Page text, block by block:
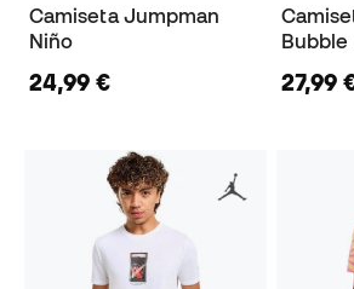
Camiseta Jumpman
Niño
24,99 €
Bubble
27,99